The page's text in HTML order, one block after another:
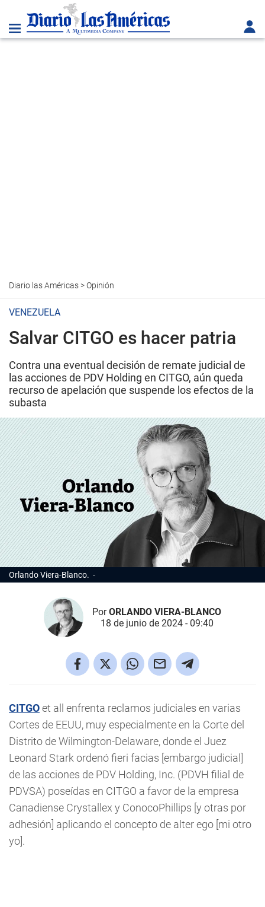
Diario las Américas>Opinión
VENEZUELA
Salvar CITGO es hacer patria
Contra una eventual decisión de remate judicial de
las acciones de PDV Holding en CITGO, aún queda
recurso de apelación que suspende los efectos de la
subasta
Orlando Viera-Blanco.
PorORLANDO VIERA-BLANCO
18 de junio de 2024 - 09:40
CITGOet all enfrenta reclamos judiciales en varias
Cortes de EEUU, muy especialmente en la Corte del
Distrito de Wilmington-Delaware, donde el Juez
Leonard Stark ordenó fieri facias [embargo judicial]
de las acciones de PDV Holding, Inc. (PDVH filial de
PDVSA) poseídas en CITGO a favor de la empresa
Canadiense Crystallex y ConocoPhillips [y otras por
adhesión] aplicando el concepto de alter ego [mi otro
yo].